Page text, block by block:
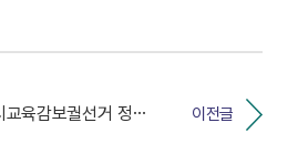
이전글
서울특별시교육감보궐선거 정치관계법 사례예시집 게시